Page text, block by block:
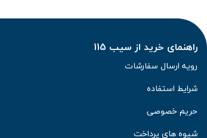
راهنمای خرید از سیب 115
رویه ارسال سفارشات
شرایط استفاده
حریم خصوصی
شیوه های پرداخت